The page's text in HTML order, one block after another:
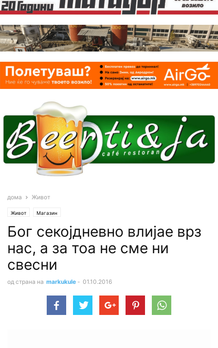
дома Живот
Живот Магазин
Бог секојдневно влијае врз
нас, а за тоа не сме ни
свесни
од страна на markukule - 01.10.2016